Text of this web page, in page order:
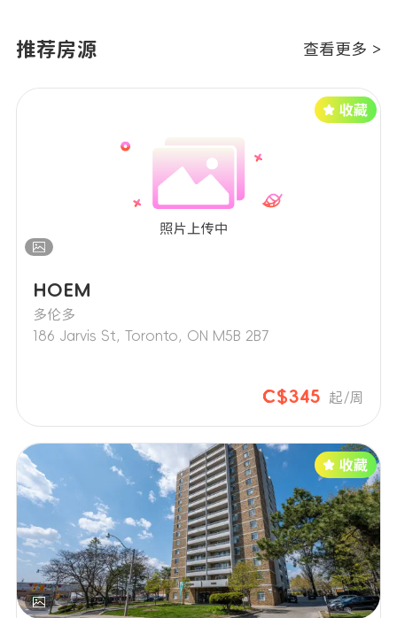
推荐房源 查看更多 >
HOEM
多伦多
186 Jarvis St, Toronto, ON M5B 2B7
C$345 起/周